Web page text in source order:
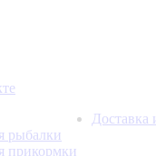
рыбалки
прикормки
Доставка